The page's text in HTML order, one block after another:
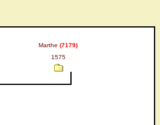
Marthe (7179)
1575